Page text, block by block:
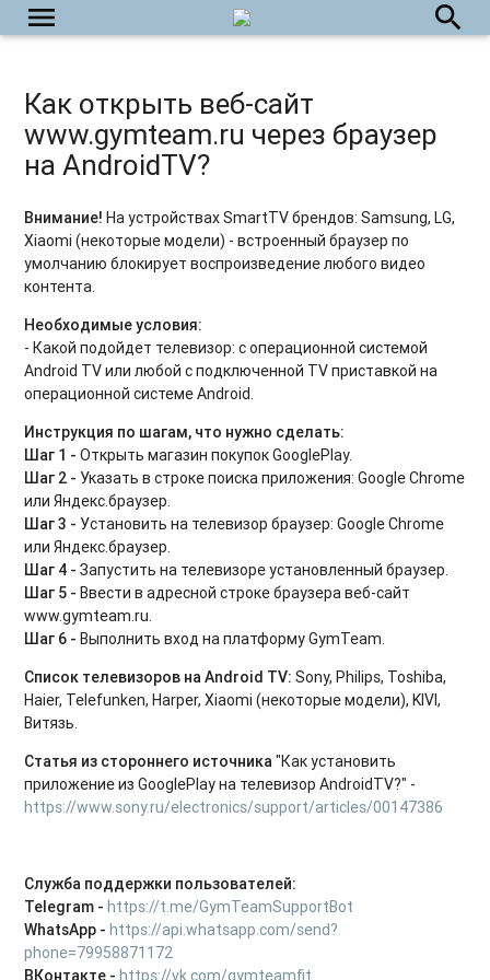
menu search
Как открыть веб-сайт
www.gymteam.ru через браузер
на AndroidTV?
Внимание! На устройствах SmartTV брендов: Samsung, LG,
Xiaomi (некоторые модели) - встроенный браузер по
умолчанию блокирует воспроизведение любого видео
контента.
Необходимые условия:
- Какой подойдет телевизор: с операционной системой
Android TV или любой с подключенной TV приставкой на
операционной системе Android.
Инструкция по шагам, что нужно сделать:
Шаг 1 -Открыть магазин покупок GooglePlay.
Шаг 2 - Указать в строке поиска приложения: Google Chrome
или Яндекс.браузер.
Шаг 3 - Установить на телевизор браузер: Google Chrome
или Яндекс.браузер.
Шаг 4 -Запустить на телевизоре установленный браузер.
Шаг 5 - Ввести в адресной строке браузера веб-сайт
www.gymteam.ru.
Шаг 6 - Выполнить вход на платформу GymTeam.
Список телевизоров на Android TV: Sony, Philips, Toshiba,
Haier, Telefunken, Harper, Xiaomi (некоторые модели), KIVI,
Витязь.
Статья из стороннего источника"Как установить
приложение из GooglePlay на телевизор AndroidTV?" -
https://www.sony.ru/electronics/support/articles/00147386
Служба поддержки пользователей:
Telegram -https://t.me/GymTeamSupportBot
WhatsApp -https://api.whatsapp.com/send?
phone=79958871172
ВКонтакте -https://vk.com/gymteamfit